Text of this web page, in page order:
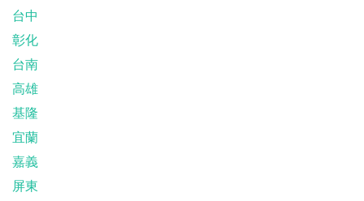
台中
彰化
台南
高雄
基隆
宜蘭
嘉義
屏東